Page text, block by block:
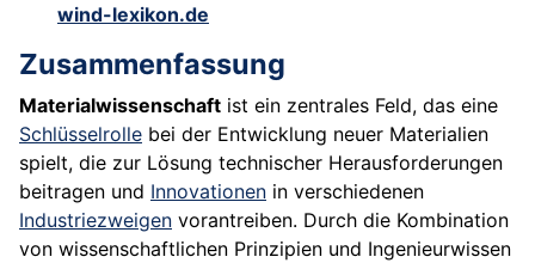
wind-lexikon.de
Zusammenfassung
Materialwissenschaft ist ein zentrales Feld, das eine
Schlüsselrolle bei der Entwicklung neuer Materialien
spielt, die zur Lösung technischer Herausforderungen
beitragen und Innovationen in verschiedenen
Industriezweigen vorantreiben. Durch die Kombination
von wissenschaftlichen Prinzipien und Ingenieurwissen